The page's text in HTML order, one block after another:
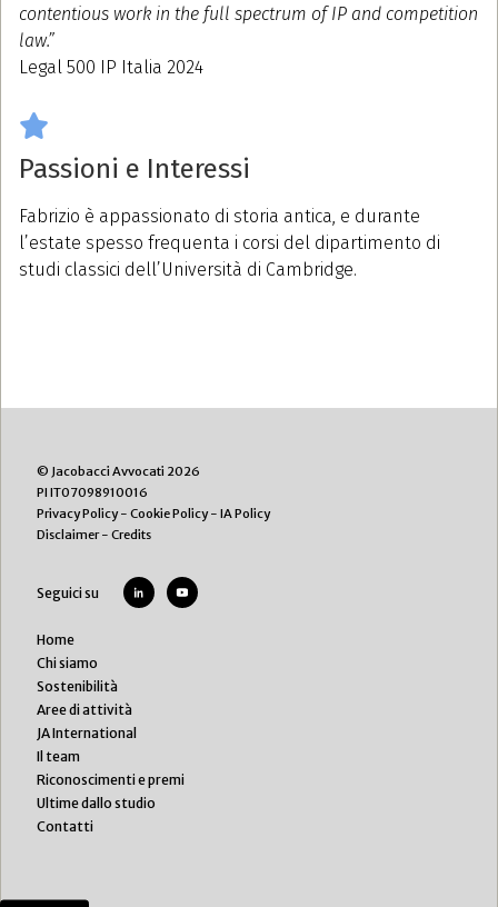
contentious work in the full spectrum of IP and competition
law.”
Legal 500 IP Italia 2024
Passioni e Interessi
Fabrizio è appassionato di storia antica, e durante
l’estate spesso frequenta i corsi del dipartimento di
studi classici dell’Università di Cambridge.
© Jacobacci Avvocati 2026
PI IT07098910016
Privacy Policy- Cookie Policy- IA Policy
Disclaimer- Credits
Seguici su
Home
Chi siamo
Sostenibilità
Aree di attività
JA International
Il team
Riconoscimenti e premi
Ultime dallo studio
Contatti